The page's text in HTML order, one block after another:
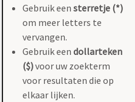
Gebruik een sterretje (*)
om meer letters te
vervangen.
Gebruik een dollarteken
($)voor uw zoekterm
voor resultaten die op
elkaar lijken.